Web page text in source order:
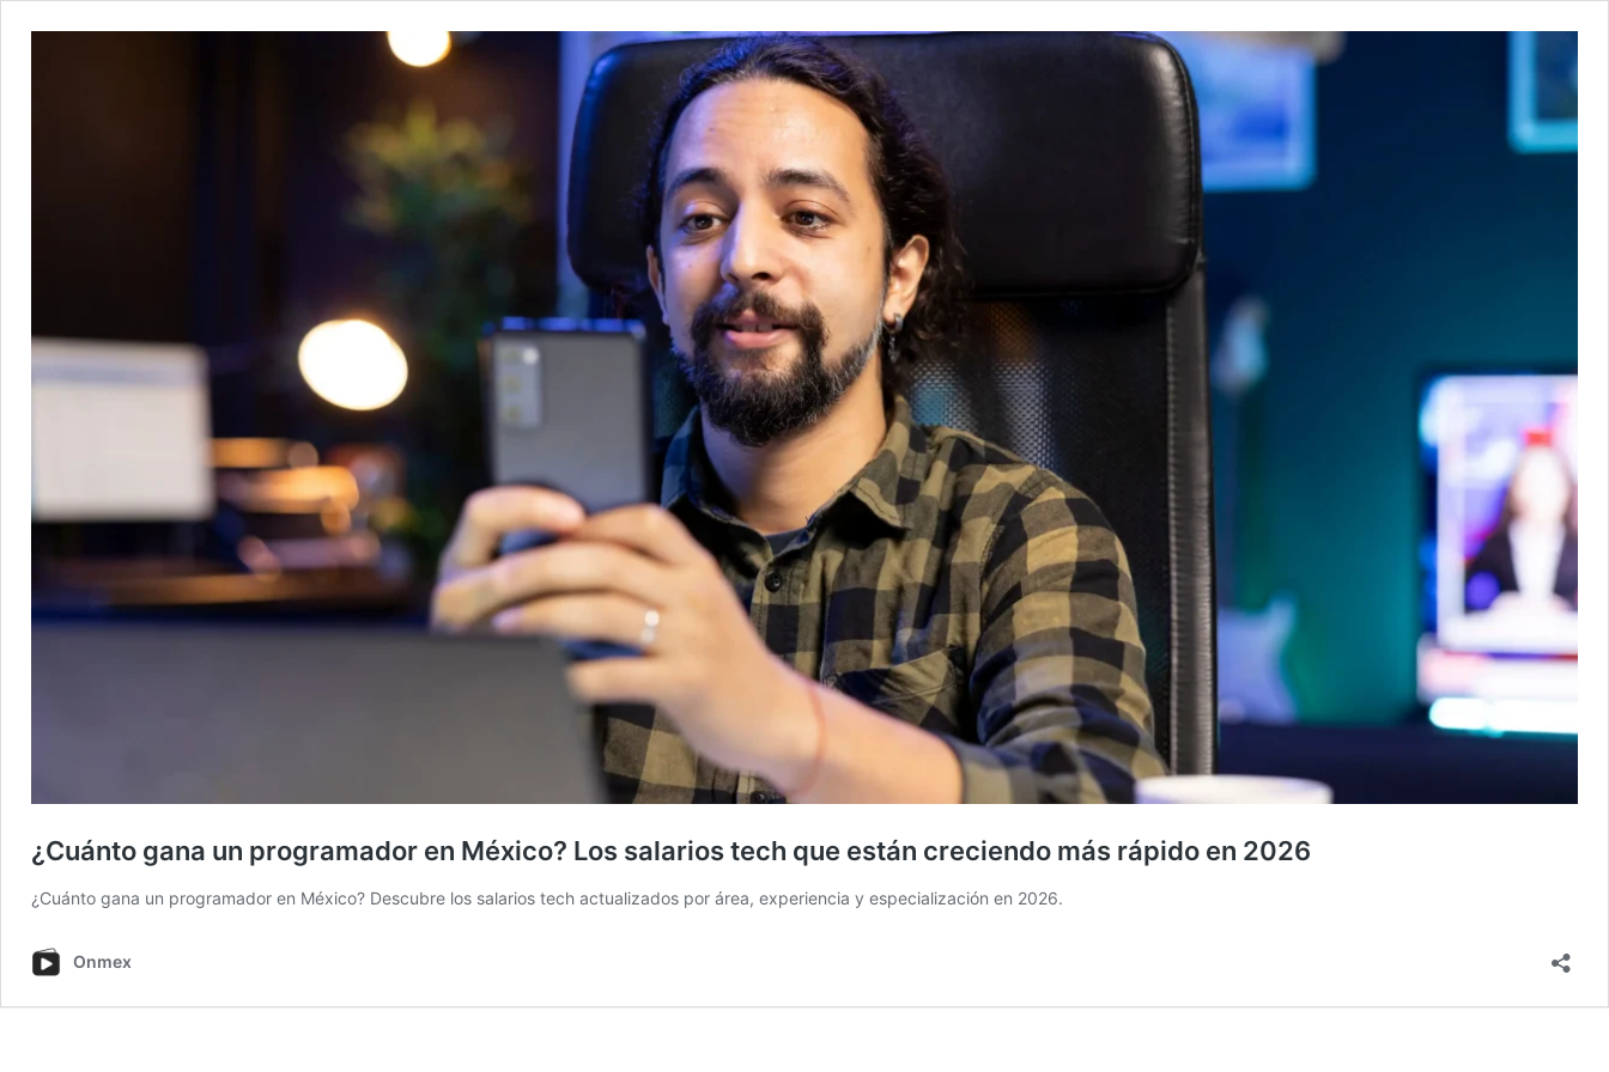
¿Cuánto gana un programador en México? Los salarios tech que están creciendo más rápido en 2026
¿Cuánto gana un programador en México? Descubre los salarios tech actualizados por área, experiencia y especialización en 2026.
Onmex